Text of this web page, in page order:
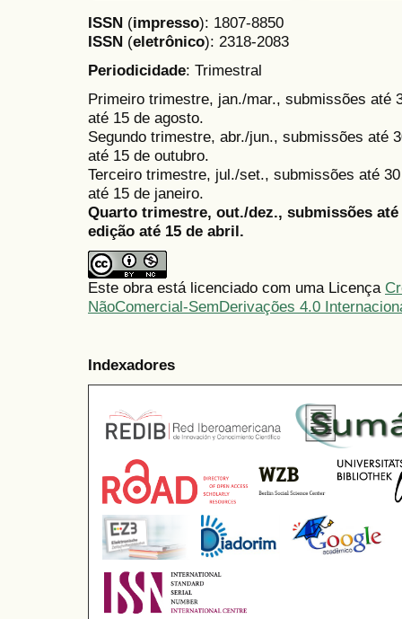
ISSN (impresso): 1807-8850
ISSN (eletrônico): 2318-2083
Periodicidade: Trimestral
Primeiro trimestre, jan./mar., submissões até
até 15 de agosto.
Segundo trimestre, abr./jun., submissões até
até 15 de outubro.
Terceiro trimestre, jul./set., submissões até
até 15 de janeiro.
Quarto trimestre, out./dez., submissões
edição até 15 de abril.
Este obra está licenciado com uma Licença
NãoComercial-SemDerivações 4.0
Indexadores